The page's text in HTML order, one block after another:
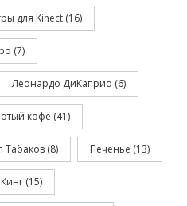
для Kinect (16)
(7)
Леонардо ДиКаприо (6)
кофе (41)
Табаков (8) Печенье (13)
(15)